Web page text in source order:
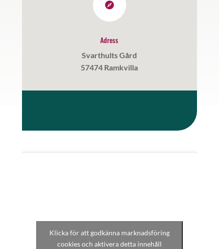

Adress
Svarthults Gård
57474 Ramkvilla
Klicka för att godkänna marknadsföring
cookies och aktivera detta innehåll